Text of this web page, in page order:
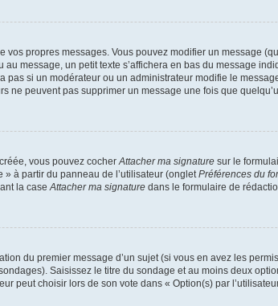
propres messages. Vous pouvez modifier un message
message, un petit texte s’affichera en bas du message
si un modérateur ou un administrateur modifie le
peuvent pas supprimer un message une fois que
vous pouvez cocher Attacher ma signature sur le
à partir du panneau de l’utilisateur (onglet Préférences du
la case Attacher ma signature dans le formulaire de
du premier message d’un sujet (si vous en avez les
Saisissez le titre du sondage et au moins deux
peut choisir lors de son vote dans « Option(s) par